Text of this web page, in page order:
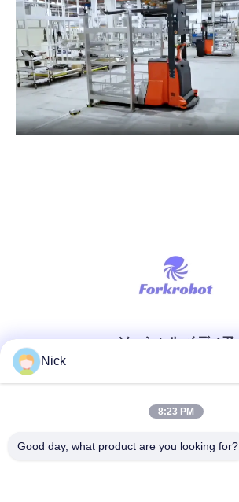
ソーシャル メディア
迅速な連絡
テレ
Nick
8:23 PM
Good day, what product are you looking for?